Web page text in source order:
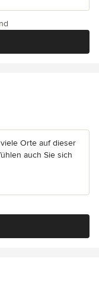
Sternen
Orte auf dieser
auch Sie sich
Sternen